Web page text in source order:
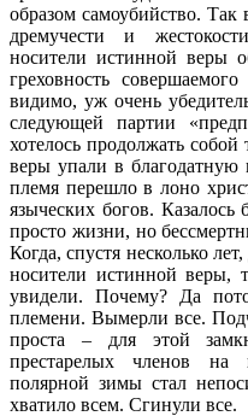
образом самоубийство.
дремучести и
носители истинной веры
греховность
видимо, уж очень
следующей партии
хотелось продолжать
веры упали в
племя перешло в лоно
языческих богов.
просто жизни, но
Когда, спустя несколько
носители истинной веры,
увидели. Почему? Да
племени. Вымерли все.
проста – для этой
престарелых членов на
полярной зимы стал
хватило всем. Сгинули все.